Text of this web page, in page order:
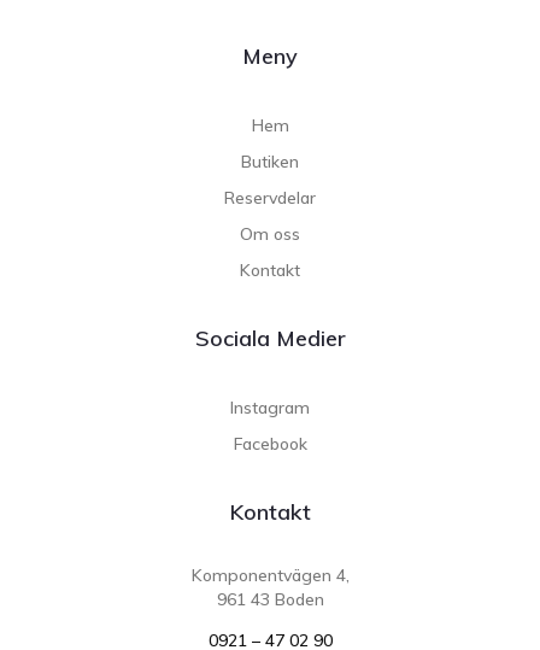
Meny
Hem
Butiken
Reservdelar
Om oss
Kontakt
Sociala Medier
Instagram
Facebook
Kontakt
Komponentvägen 4,
961 43 Boden
0921 – 47 02 90